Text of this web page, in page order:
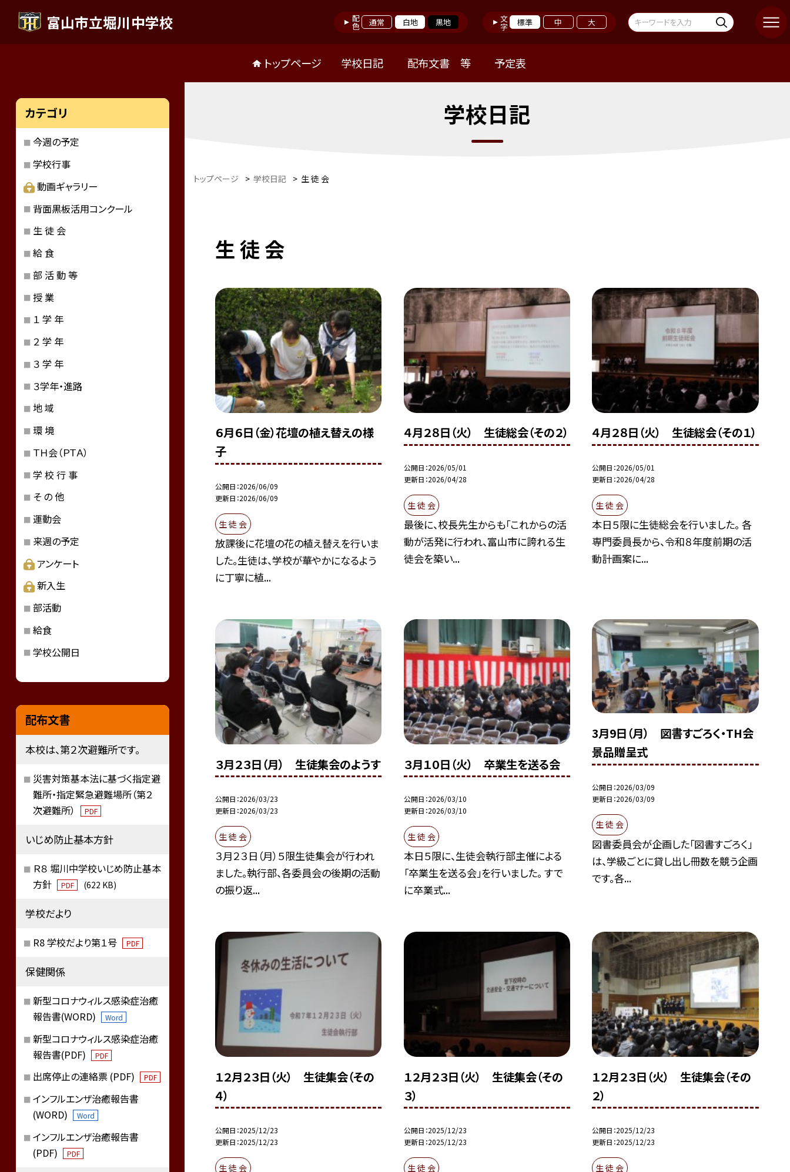
富山市立堀川中学校 配色 通常 白地 黒地 文字 標準 中 大
トップページ 学校日記 配布文書 等 予定表
学校日記
トップページ > 学校日記 > 生 徒 会
生 徒 会
６月６日（金）花壇の植え替えの様
子
公開日 2026/06/09
更新日 2026/06/09
生 徒 会
放課後に花壇の花の植え替えを行いま
した。生徒は、学校が華やかになるよう
に丁寧に植...
４月２８日（火） 生徒総会（その２）
公開日 2026/05/01
更新日 2026/04/28
生 徒 会
最後に、校長先生からも「これからの活
動が活発に行われ、富山市に誇れる生
徒会を築い...
４月２８日（火） 生徒総会（その１）
公開日 2026/05/01
更新日 2026/04/28
生 徒 会
本日５限に生徒総会を行いました。 各
専門委員長から、令和８年度前期の活
動計画案に...
３月２３日（月） 生徒集会のようす
公開日 2026/03/23
更新日 2026/03/23
生 徒 会
３月２３日（月）５限生徒集会が行われ
ました。執行部、各委員会の後期の活動
の振り返...
３月１０日（火） 卒業生を送る会
公開日 2026/03/10
更新日 2026/03/10
生 徒 会
本日５限に、生徒会執行部主催による
「卒業生を送る会」を行いました。 すで
に卒業式...
3月9日（月） 図書すごろく・TH会
景品贈呈式
公開日 2026/03/09
更新日 2026/03/09
生 徒 会
図書委員会が企画した「図書すごろく」
は、学級ごとに貸し出し冊数を競う企画
です。各...
１２月２３日（火） 生徒集会（その
４）
公開日 2025/12/23
更新日 2025/12/23
生 徒 会
１２月２３日（火） 生徒集会（その
３）
公開日 2025/12/23
更新日 2025/12/23
生 徒 会
１２月２３日（火） 生徒集会（その
２）
公開日 2025/12/23
更新日 2025/12/23
生 徒 会
カテゴリ
今週の予定
学校行事
動画ギャラリー
背面黒板活用コンクール
生 徒 会
給 食
部 活 動 等
授 業
１ 学 年
２ 学 年
３ 学 年
３学年・進路
地 域
環 境
ＴＨ会（ＰＴＡ）
学 校 行 事
そ の 他
運動会
来週の予定
アンケート
新入生
部活動
給食
学校公開日
配布文書
本校は、第２次避難所です。
災害対策基本法に基づく指定避
難所・指定緊急避難場所（第２
次避難所）
PDF
いじめ防止基本方針
Ｒ８ 堀川中学校いじめ防止基本
方針
PDF (622 KB)
学校だより
R8 学校だより第１号 PDF
保健関係
新型コロナウィルス感染症治癒
報告書(WORD)
Word
新型コロナウィルス感染症治癒
報告書(PDF)
PDF
出席停止の連絡票 (PDF) PDF
インフルエンザ治癒報告書
(WORD)
Word
インフルエンザ治癒報告書
(PDF)
PDF